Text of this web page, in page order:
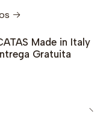
Made in Italy
Gratuita